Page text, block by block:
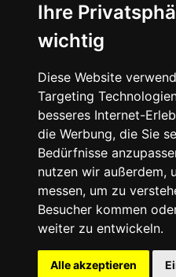
Ihre
wichtig
Diese Website
Targeting
besseres Internet-
die Werbung, die Sie
Bedürfnisse
nutzen wir außerdem,
messen, um zu
Besucher kommen
weiter zu entwickeln.
Alle akzeptieren
About
Instagram
Facebook
© 2024 SNEAKERᴰᴱ, All
Impressum Datenschutz
Cookie-Einstellungen